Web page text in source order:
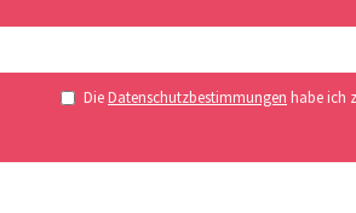
DieDatenschutzbestimmungen habe ich